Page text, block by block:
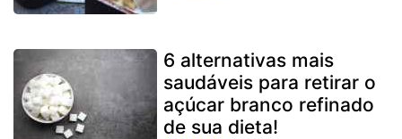
6 alternativas mais
saudáveis para retirar o
açúcar branco refinado
de sua dieta!